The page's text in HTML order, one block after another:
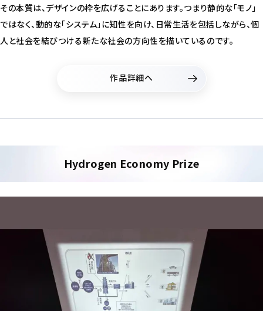
その本質は、デザインの枠を広げることにあります。つまり静的な「モノ」
ではなく、動的な「システム」に知性を向け、日常生活を包括しながら、個
人と社会を結びつける新たな社会の方向性を描いているのです。
作品詳細へ
Hydrogen Economy Prize